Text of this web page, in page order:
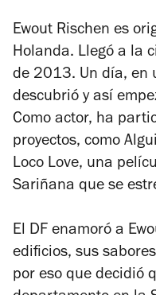
Ewout Rischen es
Holanda. Llegó a la
de 2013. Un día, en
descubrió y así
Como actor, ha
proyectos, como
Loco Love, una
Sariñana que se
El DF enamoró a
edificios, sus
por eso que decidió